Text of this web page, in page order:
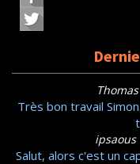
Très bon travail
ipsaous
Salut, alors c'est un